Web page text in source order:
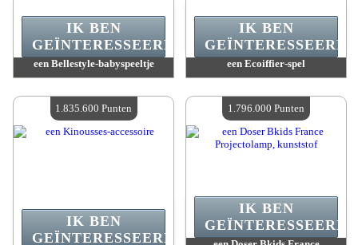
een Bellestyle-babyspeeltje
Beschikbare hoeveelheid :4
IK BEN
GEÏNTERESSEERD.
een Ecoiffier-spel
Beschikbare hoeveelheid :4
IK BEN
GEÏNTERESSEERD.
IK BEN
GEÏNTERESSEERD.
1.835.600 Punten
IK BEN
GEÏNTERESSEERD.
1.796.000 Punten